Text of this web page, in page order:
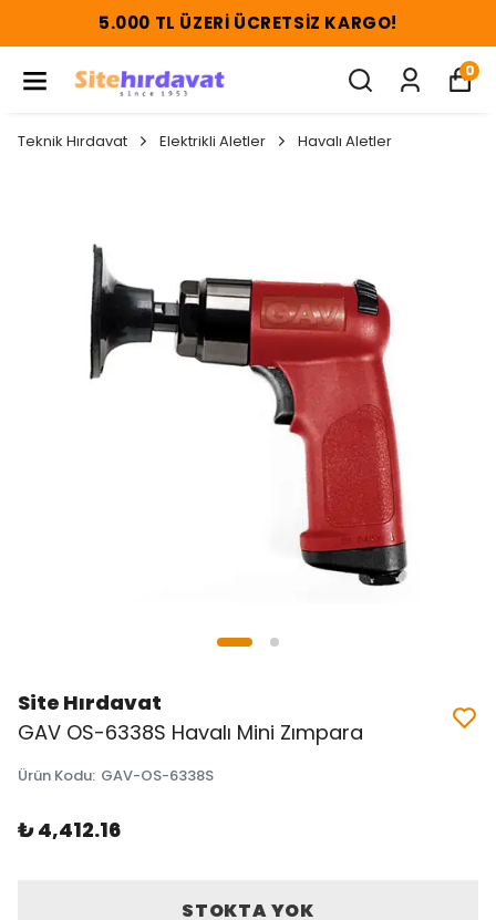
5.000 TL ÜZERI ÜCRETSIZ KARGO!
0
Teknik Hırdavat Elektrikli Aletler Havalı Aletler
Site Hırdavat
GAV OS-6338S Havalı Mini Zımpara
Ürün Kodu: GAV-OS-6338S
₺ 4,412.16
STOKTA YOK